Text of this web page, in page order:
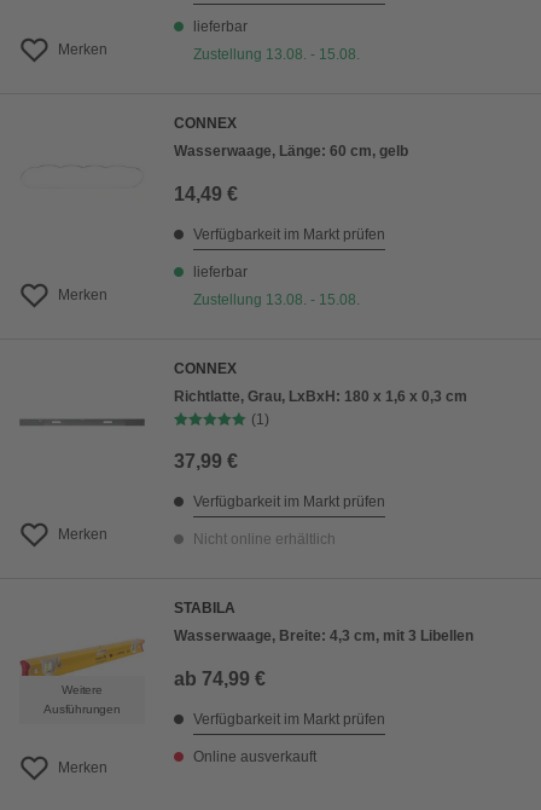
Merken
lieferbar
Zustellung 13.08. - 15.08.
Merken
CONNEX
Wasserwaage, Länge: 60 cm, gelb
14,49 €
Verfügbarkeit im Markt prüfen
lieferbar
Zustellung 13.08. - 15.08.
Merken
CONNEX
Richtlatte, Grau, LxBxH: 180 x 1,6 x 0,3 cm
(1)
37,99 €
Verfügbarkeit im Markt prüfen
Nicht online erhältlich
Weitere
Ausführungen
Merken
STABILA
Wasserwaage, Breite: 4,3 cm, mit 3 Libellen
ab 74,99 €
Verfügbarkeit im Markt prüfen
Online ausverkauft